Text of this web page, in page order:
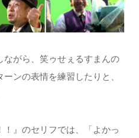
ながら、笑ゥせぇるすまんの
ンの表情を練習したりと、
！』のセリフでは、「よかっ